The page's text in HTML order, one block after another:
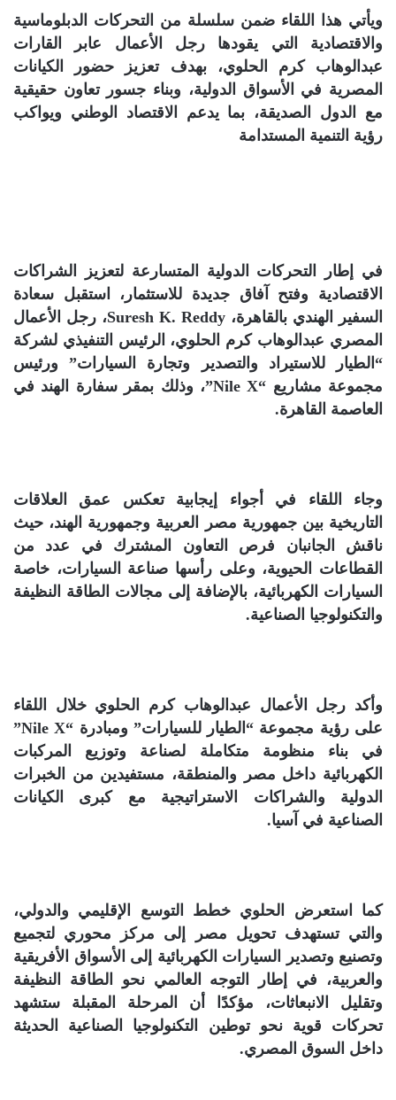
ويأتي هذا اللقاء ضمن سلسلة من التحركات الدبلوماسية
والاقتصادية التي يقودها رجل الأعمال عابر القارات
عبدالوهاب كرم الحلوي، بهدف تعزيز حضور الكيانات
المصرية في الأسواق الدولية، وبناء جسور تعاون حقيقية
مع الدول الصديقة، بما يدعم الاقتصاد الوطني ويواكب
رؤية التنمية المستدامة
في إطار التحركات الدولية المتسارعة لتعزيز الشراكات
الاقتصادية وفتح آفاق جديدة للاستثمار، استقبل سعادة
السفير الهندي بالقاهرة، Suresh K. Reddy، رجل الأعمال
المصري عبدالوهاب كرم الحلوي، الرئيس التنفيذي لشركة
“الطيار للاستيراد والتصدير وتجارة السيارات” ورئيس
مجموعة مشاريع “Nile X”، وذلك بمقر سفارة الهند في
العاصمة القاهرة.
وجاء اللقاء في أجواء إيجابية تعكس عمق العلاقات
التاريخية بين جمهورية مصر العربية وجمهورية الهند، حيث
ناقش الجانبان فرص التعاون المشترك في عدد من
القطاعات الحيوية، وعلى رأسها صناعة السيارات، خاصة
السيارات الكهربائية، بالإضافة إلى مجالات الطاقة النظيفة
والتكنولوجيا الصناعية.
وأكد رجل الأعمال عبدالوهاب كرم الحلوي خلال اللقاء
على رؤية مجموعة “الطيار للسيارات” ومبادرة “Nile X”
في بناء منظومة متكاملة لصناعة وتوزيع المركبات
الكهربائية داخل مصر والمنطقة، مستفيدين من الخبرات
الدولية والشراكات الاستراتيجية مع كبرى الكيانات
الصناعية في آسيا.
كما استعرض الحلوي خطط التوسع الإقليمي والدولي،
والتي تستهدف تحويل مصر إلى مركز محوري لتجميع
وتصنيع وتصدير السيارات الكهربائية إلى الأسواق الأفريقية
والعربية، في إطار التوجه العالمي نحو الطاقة النظيفة
وتقليل الانبعاثات، مؤكدًا أن المرحلة المقبلة ستشهد
تحركات قوية نحو توطين التكنولوجيا الصناعية الحديثة
داخل السوق المصري.